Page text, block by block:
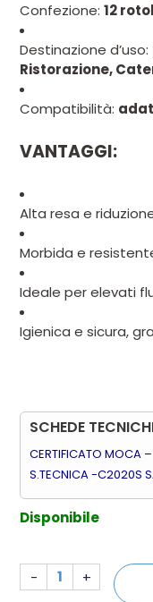
Confezione: 12
Destinazione d’uso:
Ristorazione,
Compatibilità:
VANTAGGI:
Alta resa e
Morbida e
Ideale per elevati
Igienica e sicura,
SCHEDE
CERTIFICATO MOCA
S.TECNICA -C2020S
Disponibile
12 Rotoli igienica
- +